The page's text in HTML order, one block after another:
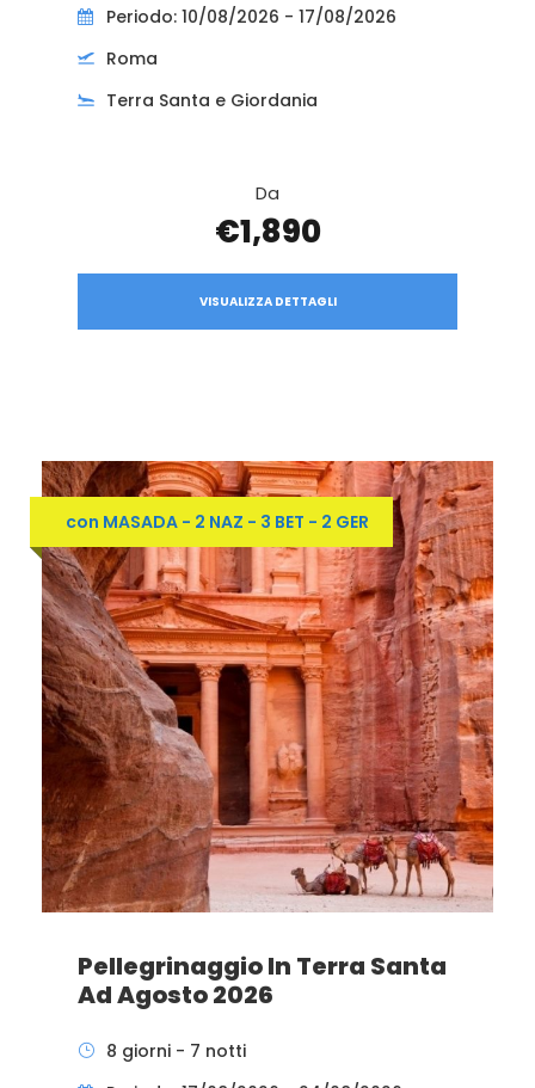
Periodo: 10/08/2026 - 17/08/2026
Roma
Terra Santa e Giordania
Da
€1,890
VISUALIZZA DETTAGLI
con MASADA - 2 NAZ - 3 BET - 2 GER
Pellegrinaggio In Terra Santa
Ad Agosto 2026
8 giorni - 7 notti